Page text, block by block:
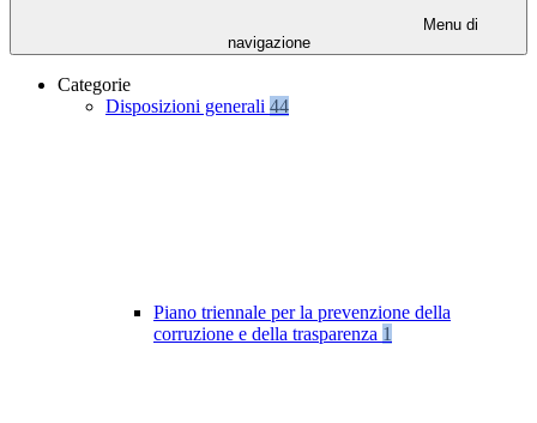
Menu di
navigazione
Categorie
Disposizioni generali 44
Piano triennale per la prevenzione della
corruzione e della trasparenza 1